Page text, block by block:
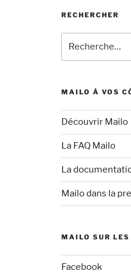
et
SMS
suspects »
RECHERCHER
MAILO À VOS
Découvrir Mailo
La FAQ Mailo
La
Mailo dans la
MAILO SUR LES
Facebook